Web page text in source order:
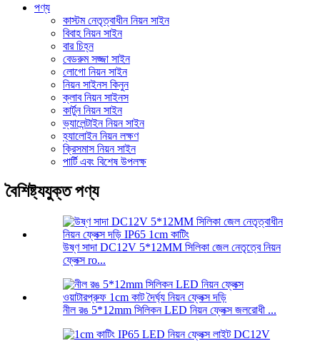
পণ্য
কাস্টম নেতৃত্বাধীন নিয়ন সাইন
বিবাহ নিয়ন সাইন
বার চিহ্ন
বেডরুম সজ্জা সাইন
লোগো নিয়ন সাইন
নিয়ন সাইনস কিনুন
ক্লাব নিয়ন সাইনস
কার্টুন নিয়ন সাইন
ভ্যালেন্টাইন নিয়ন সাইন
হ্যালোইন নিয়ন লক্ষণ
ক্রিসমাস নিয়ন সাইন
পার্টি এবং বিশেষ উপলক্ষ
বৈশিষ্ট্যযুক্ত পণ্য
উষ্ণ সাদা DC12V 5*12MM সিলিকা জেল নেতৃত্বে নিয়ন
ফ্লেক্স ro...
নীল রঙ 5*12mm সিলিকন LED নিয়ন ফ্লেক্স জলরোধী ...